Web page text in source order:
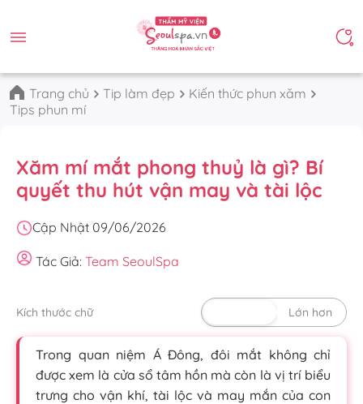
Trang chủ Tip làm đẹp
Kiến thức phun xăm
Tips phun mí
Xăm mí mắt phong thuỷ là gì? Bí
quyết thu hút vận may và tài lộc
Cập Nhật 09/06/2026
Tác Giả: Team SeoulSpa
Kích thước chữ Lớn hơn
Trong quan niệm Á Đông, đôi mắt không chỉ
được xem là cửa sổ tâm hồn mà còn là vị trí biểu
trưng cho vận khí, tài lộc và may mắn của con